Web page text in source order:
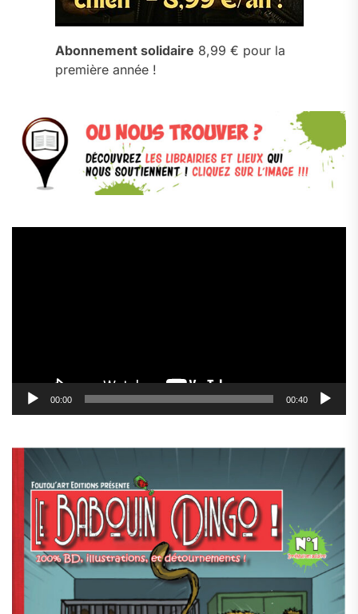
Abonnement solidaire 8,99 € pour la
première année !
00:00 00:40